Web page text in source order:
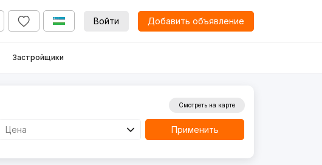
Войти Добавить объявление
Застройщики
Цена
Смотреть на карте
Применить